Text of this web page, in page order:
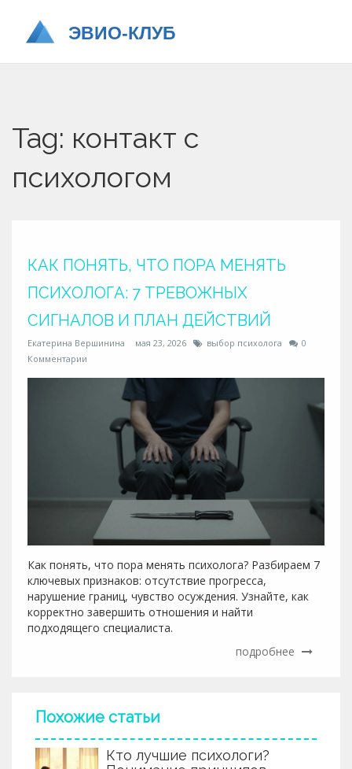
Tag: контакт с
психологом
КАК ПОНЯТЬ, ЧТО ПОРА МЕНЯТЬ
ПСИХОЛОГА: 7 ТРЕВОЖНЫХ
СИГНАЛОВ И ПЛАН ДЕЙСТВИЙ
Екатерина Вершинина мая 23, 2026 выбор психолога
0
Комментарии
Как понять, что пора менять психолога? Разбираем 7
ключевых признаков: отсутствие прогресса,
нарушение границ, чувство осуждения. Узнайте, как
корректно завершить отношения и найти
подходящего специалиста.
подробнее
Похожие статьи
Кто лучшие психологи?